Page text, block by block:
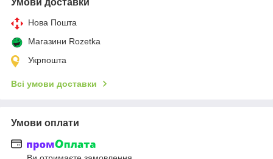
Нова Пошта
Магазини Rozetka
Укрпошта
Всі умови доставки
Умови оплати